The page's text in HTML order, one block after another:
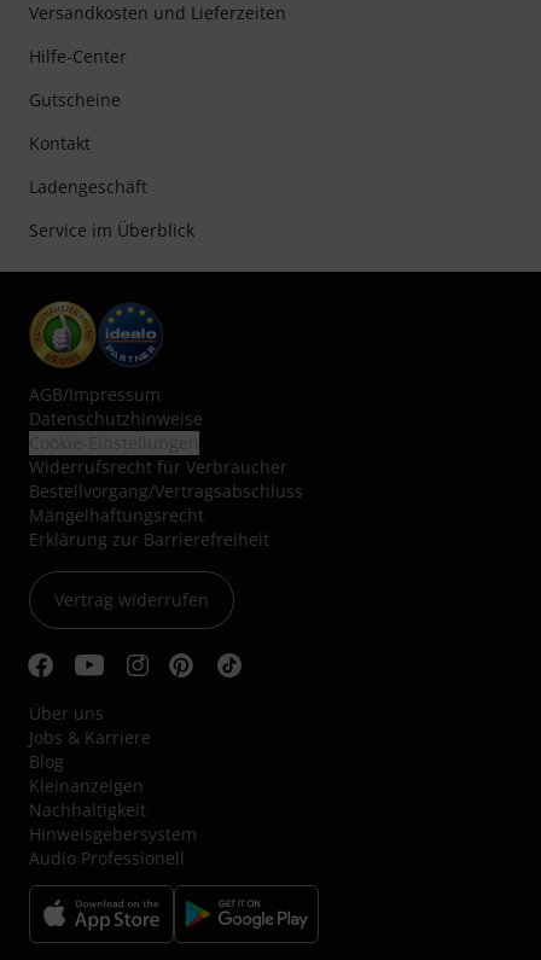
Versandkosten und Lieferzeiten
Hilfe-Center
Gutscheine
Kontakt
Ladengeschäft
Service im Überblick
AGB/Impressum
Datenschutzhinweise
Widerrufsrecht für Verbraucher
Bestellvorgang/Vertragsabschluss
Mängelhaftungsrecht
Erklärung zur Barrierefreiheit
Vertrag widerrufen
Über uns
Jobs & Karriere
Blog
Kleinanzeigen
Nachhaltigkeit
Hinweisgebersystem
Audio Professionell